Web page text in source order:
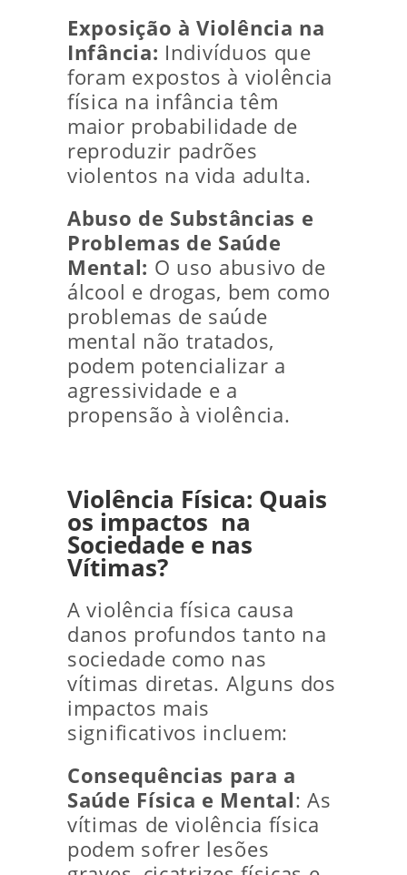
Exposição à Violência na
Infância: Indivíduos que
foram expostos à violência
física na infância têm
maior probabilidade de
reproduzir padrões
violentos na vida adulta.
Abuso de Substâncias e
Problemas de Saúde
Mental: O uso abusivo de
álcool e drogas, bem como
problemas de saúde
mental não tratados,
podem potencializar a
agressividade e a
propensão à violência.
Violência Física: Quais
os impactos na
Sociedade e nas
Vítimas?
A violência física causa
danos profundos tanto na
sociedade como nas
vítimas diretas. Alguns dos
impactos mais
significativos incluem:
Consequências para a
Saúde Física e Mental: As
vítimas de violência física
podem sofrer lesões